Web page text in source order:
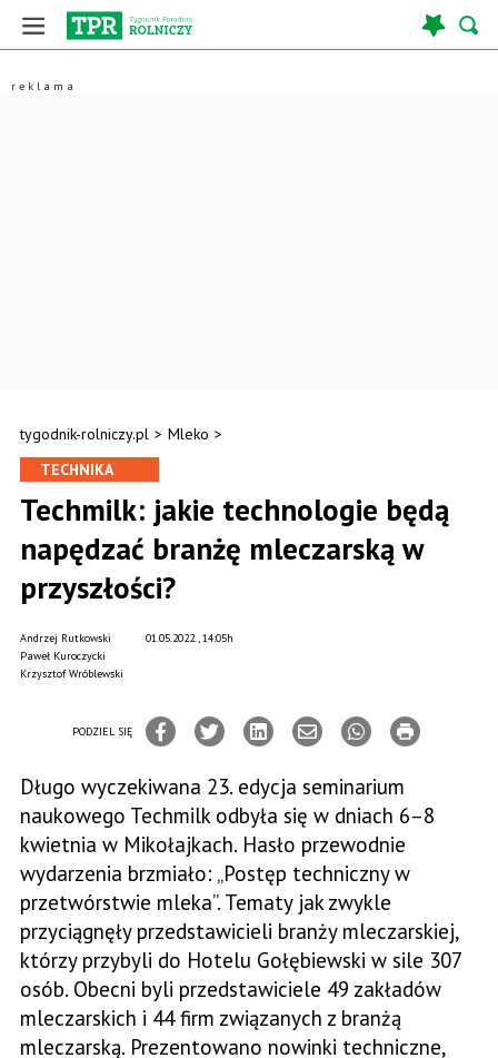
tygodnik-rolniczy.pl > Mleko >
TECHNIKA
Techmilk: jakie technologie będą
napędzać branżę mleczarską w
przyszłości?
01.05.2022., 14:05h
Andrzej Rutkowski
Paweł Kuroczycki
Krzysztof Wróblewski
PODZIEL SIĘ
Długo wyczekiwana 23. edycja seminarium
naukowego Techmilk odbyła się w dniach 6–8
kwietnia w Mikołajkach. Hasło przewodnie
wydarzenia brzmiało: „Postęp techniczny w
przetwórstwie mleka”. Tematy jak zwykle
przyciągnęły przedstawicieli branży mleczarskiej,
którzy przybyli do Hotelu Gołębiewski w sile 307
osób. Obecni byli przedstawiciele 49 zakładów
mleczarskich i 44 firm związanych z branżą
mleczarską. Prezentowano nowinki techniczne,